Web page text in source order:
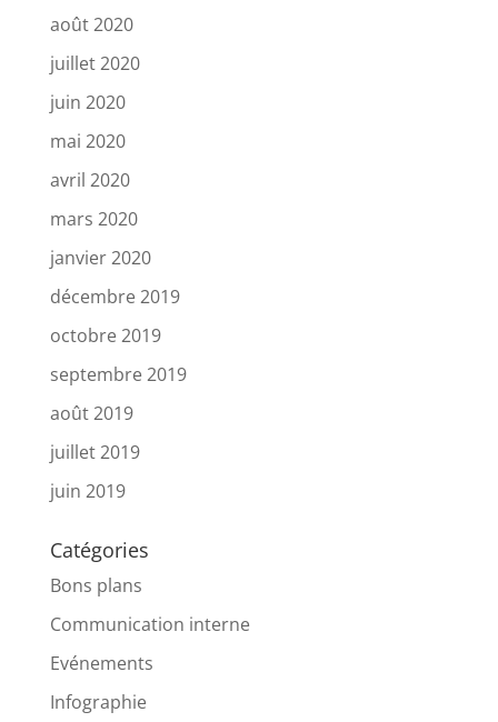
août 2020
juillet 2020
juin 2020
mai 2020
avril 2020
mars 2020
janvier 2020
décembre 2019
octobre 2019
septembre 2019
août 2019
juillet 2019
juin 2019
Catégories
Bons plans
Communication interne
Evénements
Infographie